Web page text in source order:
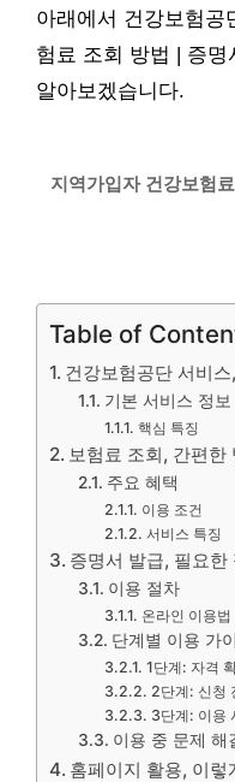
아래에서 건강보험공
험료 조회 방법 | 증
알아보겠습니다.
지역가입자 건강보험
Table of
건강보험공단 서비
기본 서비스 정보
핵심 특징
보험료 조회, 간편한
주요 혜택
이용 조건
서비스 특징
증명서 발급, 필요한
이용 절차
온라인 이용법
단계별 이용 가
1단계: 자격
2단계: 신청
3단계: 이용
이용 중 문제 해
홈페이지 활용, 이렇